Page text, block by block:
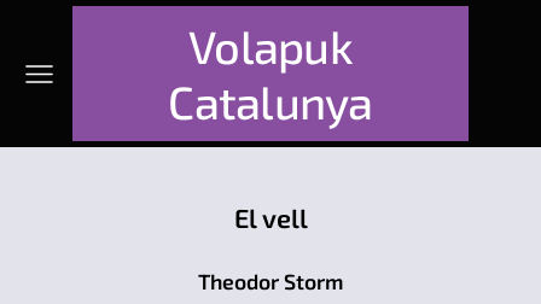
Volapuk
Catalunya
El vell
Theodor Storm